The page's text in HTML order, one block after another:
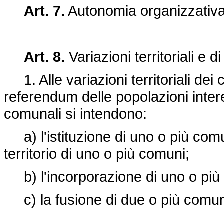
Art. 7. Autonomia
Art. 8. Variazioni territoriali e
1. Alle variazioni territoriali dei
referendum delle popolazioni
comunali si intendono:
a) l'istituzione di uno o più
territorio di uno o più comuni;
b) l'incorporazione di uno o più
c) la fusione di due o più